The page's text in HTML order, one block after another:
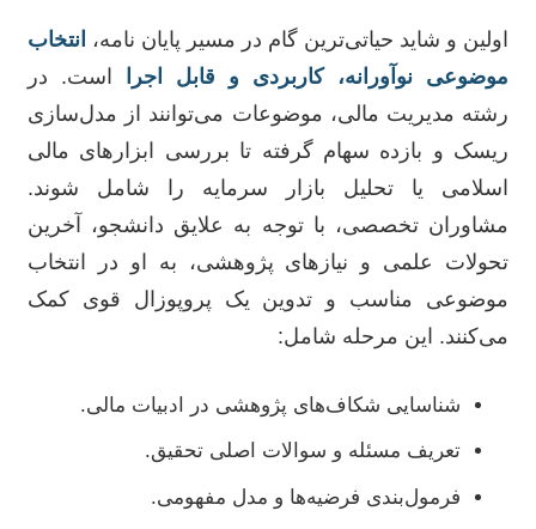
اولین و شاید حیاتی‌ترین گام در مسیر پایان نامه، انتخاب
موضوعی نوآورانه، کاربردی و قابل اجرا
است. در
رشته مدیریت مالی، موضوعات می‌توانند از مدل‌سازی
ریسک و بازده سهام گرفته تا بررسی ابزارهای مالی
اسلامی یا تحلیل بازار سرمایه را شامل شوند.
مشاوران تخصصی، با توجه به علایق دانشجو، آخرین
تحولات علمی و نیازهای پژوهشی، به او در انتخاب
موضوعی مناسب و تدوین یک پروپوزال قوی کمک
می‌کنند. این مرحله شامل:
شناسایی شکاف‌های پژوهشی در ادبیات مالی.
تعریف مسئله و سوالات اصلی تحقیق.
فرمول‌بندی فرضیه‌ها و مدل مفهومی.